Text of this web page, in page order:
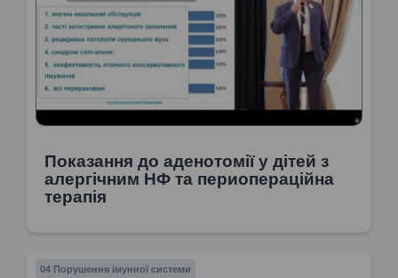
Показання до аденотомії у дітей з
алергічним НФ та периопераційна
терапія
04 Порушення імунної системи